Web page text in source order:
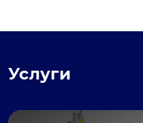
Услуги